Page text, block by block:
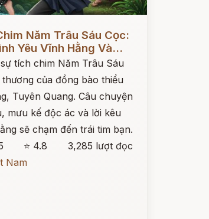
Năm Trâu Sáu Cọc:
Yêu Vĩnh Hằng Và...
tích chim Năm Trâu Sáu
của đồng bào thiểu
Tuyên Quang. Câu chuyện
mưu kế độc ác và lời kêu
sẽ chạm đến trái tim bạn.
⭐ 4.8
3,285 lượt đọc
Nam